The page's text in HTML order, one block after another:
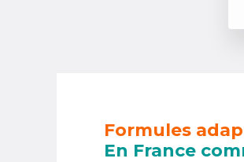
Formules
En France